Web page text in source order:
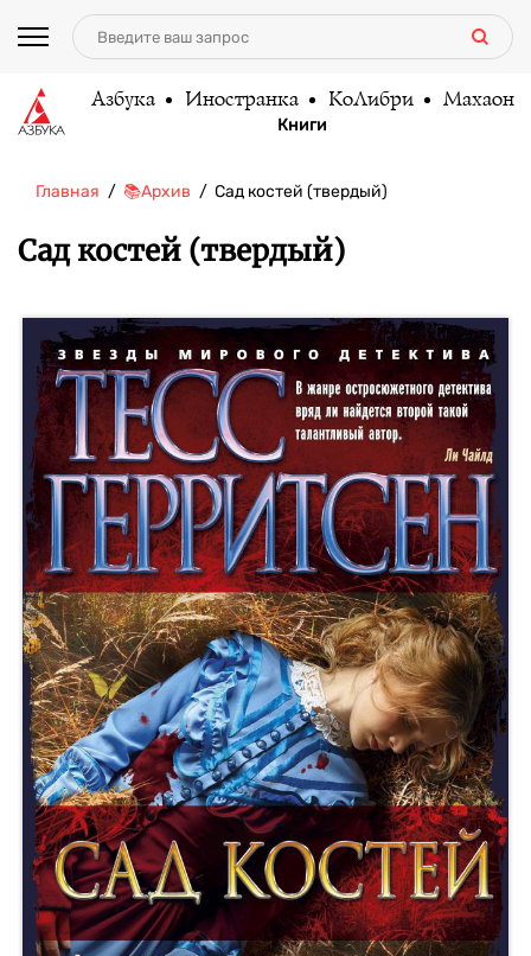
Азбука Иностранка КоЛибри Махаон
Книги
Главная 📚Архив Сад костей (твердый)
Сад костей (твердый)